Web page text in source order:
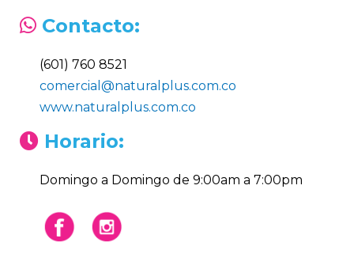
Contacto:
(601) 760 8521
comercial@naturalplus.com.co
www.naturalplus.com.co
Horario:
Domingo a Domingo de 9:00am a 7:00pm